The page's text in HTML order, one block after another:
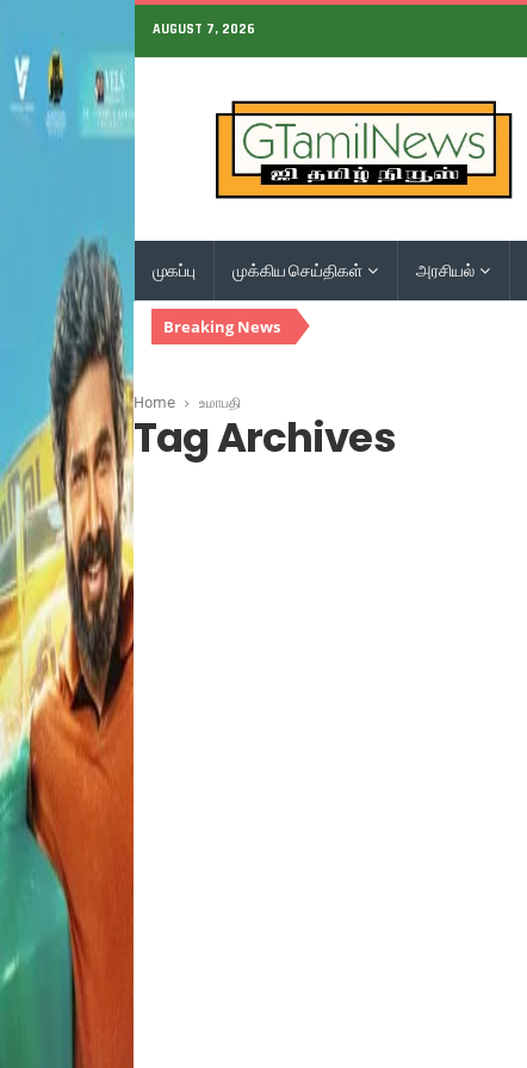
AUGUST 7, 2026
முகப்பு முக்கிய செய்திகள் அரசியல்
Breaking News
Home உமாபதி
Tag Archives